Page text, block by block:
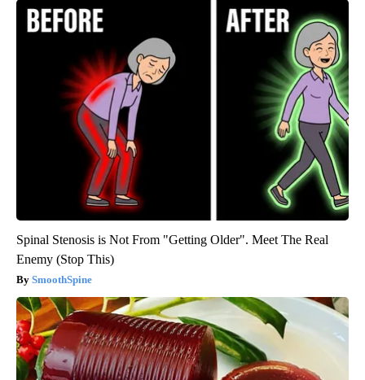
Spinal Stenosis is Not From "Getting Older". Meet The Real
Enemy (Stop This)
SmoothSpine